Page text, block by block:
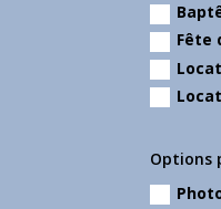
Fête
Options